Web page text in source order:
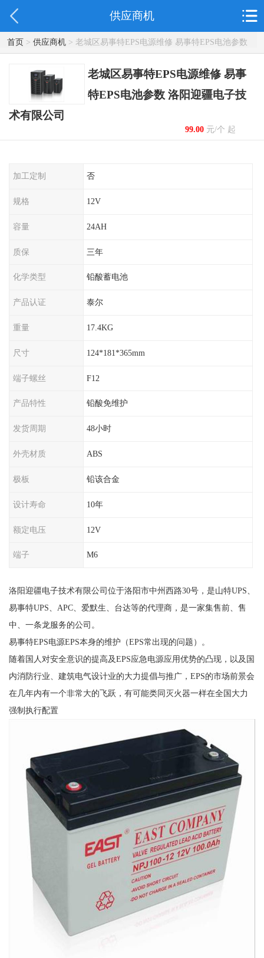
供应商机
首页> 供应商机> 老城区易事特EPS电源维修 易事特EPS电池参数
洛阳迎疆电子技术有限公司
老城区易事特EPS电源维修 易事
特EPS电池参数 洛阳迎疆电子技
术有限公司
99.00元/个 起
加工定制 否
规格 12V
容量 24AH
质保 三年
化学类型 铅酸蓄电池
产品认证 泰尔
重量 17.4KG
尺寸 124*181*365mm
端子螺丝 F12
产品特性 铅酸免维护
发货周期 48小时
外壳材质 ABS
极板 铅该合金
设计寿命 10年
额定电压 12V
端子 M6
洛阳迎疆电子技术有限公司位于洛阳市中州西路30号，是山特UPS、
易事特UPS、APC、爱默生、台达等的代理商，是一家集售前、售
中、一条龙服务的公司。
易事特EPS电源EPS本身的维护（EPS常出现的问题）。
随着国人对安全意识的提高及EPS应急电源应用优势的凸现，以及国
内消防行业、建筑电气设计业的大力提倡与推广，EPS的市场前景会
在几年内有一个非常大的飞跃，有可能类同灭火器一样在全国大力
强制执行配置